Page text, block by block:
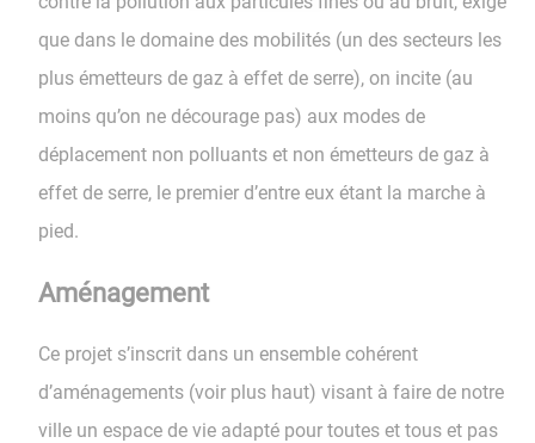
que dans le domaine des mobilités (un des secteurs les
plus émetteurs de gaz à effet de serre), on incite (au
moins qu’on ne décourage pas) aux modes de
déplacement non polluants et non émetteurs de gaz à
effet de serre, le premier d’entre eux étant la marche à
pied.
Aménagement
Ce projet s’inscrit dans un ensemble cohérent
d’aménagements (voir plus haut) visant à faire de notre
ville un espace de vie adapté pour toutes et tous et pas